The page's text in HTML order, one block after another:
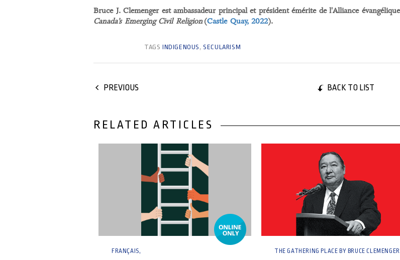
Bruce J. Clemenger est ambassadeur principal et président émérite de l'Alliance
Canada’s Emerging Civil Religion(Castle Quay, 2022).
TAGS INDIGENOUS ,SECULARISM
PREVIOUS BACK TO LIST
RELATED ARTICLES
FRANÇAIS
THE GATHERING PLACE BY BRUCE CLEMENGER